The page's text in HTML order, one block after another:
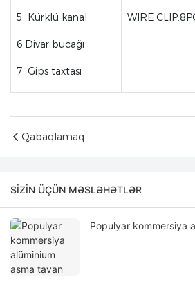
5. Kürklü kanal
6.Divar bucağı
7. Gips taxtası
WIRE
Qabaqlamaq
SIZIN ÜÇÜN MƏSLƏHƏTLƏR
Populyar kommersiya